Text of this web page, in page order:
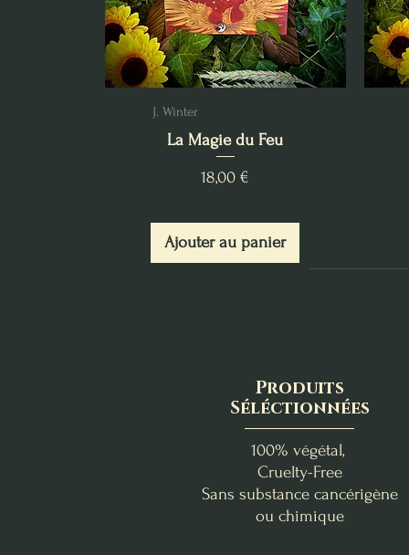
J. Winter
La Magie du Feu
Prix
18,00 €
Ajouter au panier
Produits
Séléctionnées
100% végétal,
Cruelty-Free
Sans substance cancérigène
ou chimique